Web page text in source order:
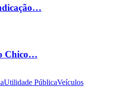
Chico…
Utilidade PúblicaVeículos